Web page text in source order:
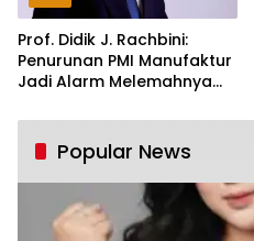
Prof. Didik J. Rachbini:
Penurunan PMI Manufaktur
Jadi Alarm Melemahnya
Popular News